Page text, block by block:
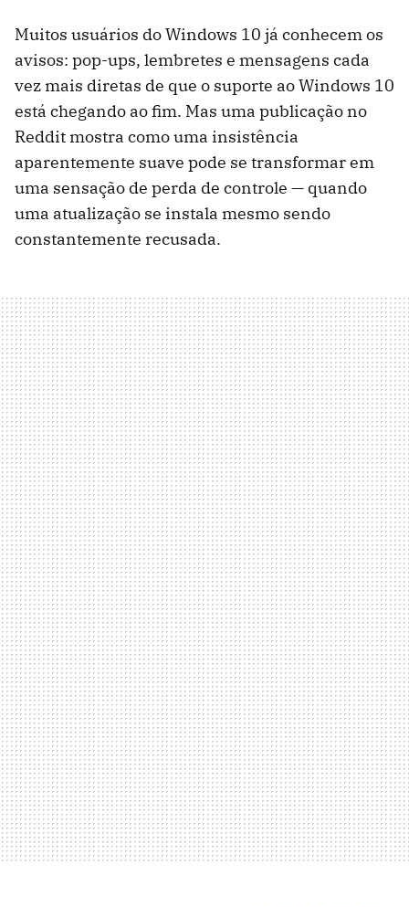
Muitos usuários do Windows 10 já conhecem os
avisos: pop-ups, lembretes e mensagens cada
vez mais diretas de que o suporte ao Windows 10
está chegando ao fim. Mas uma publicação no
Reddit mostra como uma insistência
aparentemente suave pode se transformar em
uma sensação de perda de controle — quando
uma atualização se instala mesmo sendo
constantemente recusada.